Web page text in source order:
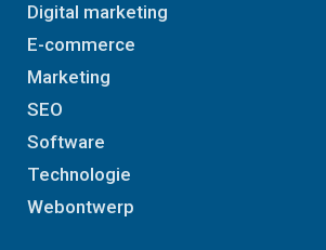
Digital marketing
E-commerce
Marketing
SEO
Software
Technologie
Webontwerp